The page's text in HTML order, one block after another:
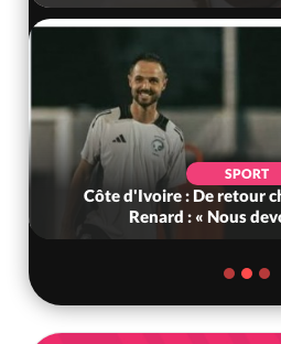
SPORT
Côte d'Ivoire : De retour
Renard : « Nous